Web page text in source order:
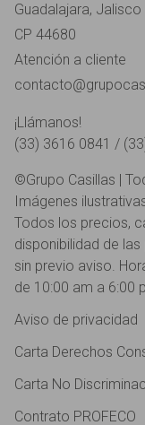
Guadalajara, Jalisco
CP 44680
Atención a cliente
¡Llámanos!
(33) 3616 0841 /
©Grupo Casillas |
Imágenes
Todos los precios,
disponibilidad de
sin previo aviso.
de 10:00 am a 6:00
Aviso de privacidad
Carta Derechos
Carta No
Contrato PROFECO